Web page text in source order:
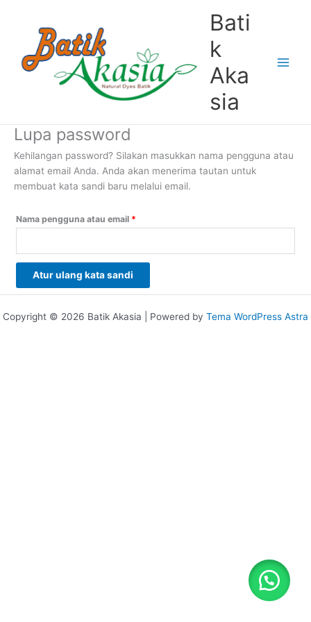
Bati
k
Aka
sia
Lupa password
Kehilangan password? Silakan masukkan nama pengguna atau
alamat email Anda. Anda akan menerima tautan untuk
membuat kata sandi baru melalui email.
Nama pengguna atau email *
Atur ulang kata sandi
Copyright © 2026 Batik Akasia | Powered by Tema WordPress Astra